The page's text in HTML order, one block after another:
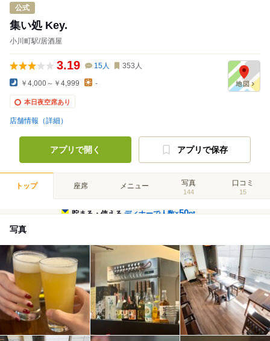
公式
集い処 Key.
小川町駅/居酒屋
3.19 15人 353 人
￥4,000～￥4,999 -
本日夜空席あり
店舗情報（詳細）
アプリで開く アプリで保存
トップ 座席 メニュー 写真
144
口コミ
15
貯まる・使えるディナーで人数×50pt
写真